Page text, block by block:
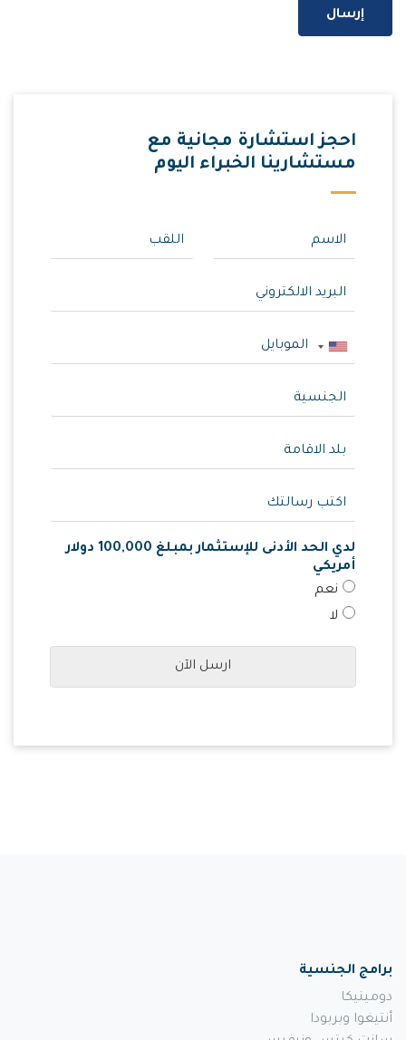
إرسال
احجز استشارة مجانية مع
مستشارينا الخبراء اليوم
لدي الحد الأدنى للإستثمار بمبلغ 100,000 دولار
أمريكي
نعم
لا
ارسل الآن
برامج الجنسية
دومينيكا
أنتيغوا وبربودا